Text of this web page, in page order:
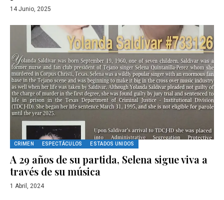
14 Junio, 2025
CRIMEN ESPECTÁCULOS ESTADOS UNIDOS
A 29 años de su partida, Selena sigue viva a
través de su música
1 Abril, 2024